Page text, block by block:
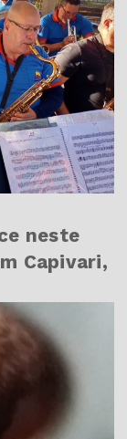
neste
Capivari,